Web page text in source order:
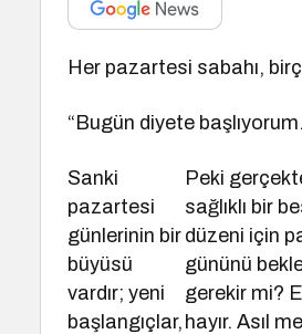
Her pazartesi sabahı,
“Bugün diyete
Sanki
pazartesi
günlerinin bir
büyüsü
vardır; yeni
başlangıçlar,
Peki
sağlıklı bir
düzeni için
gününü
gerekir mi?
hayır. Asıl